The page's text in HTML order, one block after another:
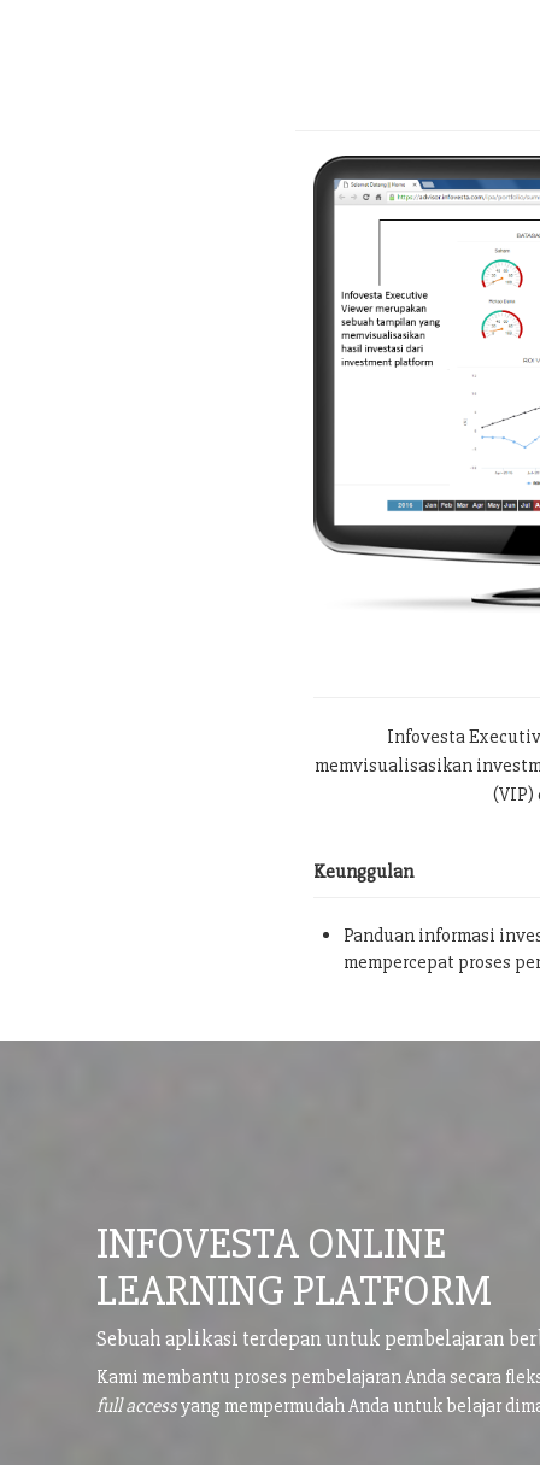
Infovesta
memvisualisasikan
(VIP)
Keunggulan
Panduan informasi
mempercepat proses
INFOVESTA ONLINE
LEARNING PLATFORM
Sebuah aplikasi terdepan untuk pembelajaran
Kami membantu proses pembelajaran Anda secara
full accessyang mempermudah Anda untuk belajar